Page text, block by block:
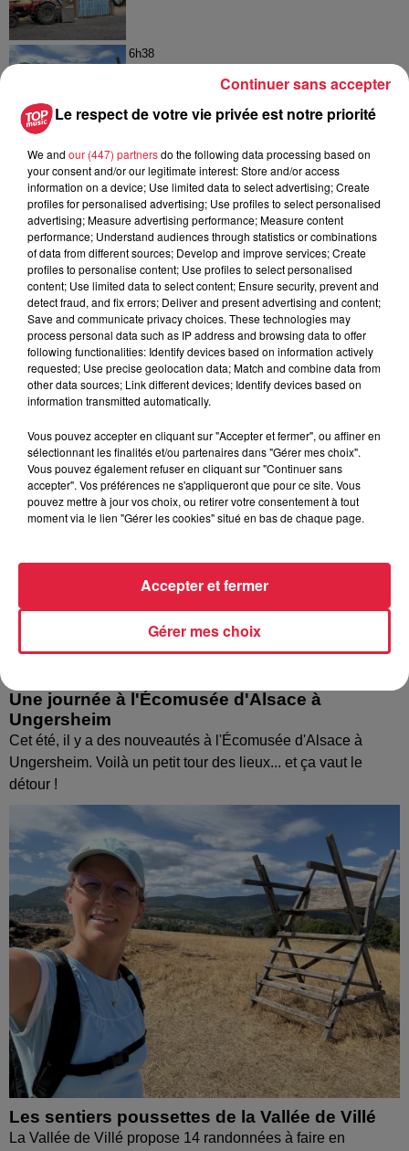
6h38
6 août 2026
À Hoerdt, de l’eau brune sort des
robinets
À découvrir également
Une journée à l'Écomusée d'Alsace à
Ungersheim
Cet été, il y a des nouveautés à l'Écomusée d'Alsace à
Ungersheim. Voilà un petit tour des lieux... et ça vaut le
détour !
Les sentiers poussettes de la Vallée de Villé
La Vallée de Villé propose 14 randonnées à faire en
Le respect de votre vie privée est notre priorité
We and our (447) partnersdo the following data processing based on
your consent and/or our legitimate interest: Store and/or access
information on a device; Use limited data to select advertising; Create
profiles for personalised advertising; Use profiles to select personalised
advertising; Measure advertising performance; Measure content
performance; Understand audiences through statistics or combinations
of data from different sources; Develop and improve services; Create
profiles to personalise content; Use profiles to select personalised
content; Use limited data to select content; Ensure security, prevent and
detect fraud, and fix errors; Deliver and present advertising and content;
Save and communicate privacy choices. These technologies may
process personal data such as IP address and browsing data to offer
following functionalities: Identify devices based on information actively
requested; Use precise geolocation data; Match and combine data from
other data sources; Link different devices; Identify devices based on
information transmitted automatically.
Vous pouvez accepter en cliquant sur "Accepter et fermer", ou affiner en
sélectionnant les finalités et/ou partenaires dans "Gérer mes choix".
Vous pouvez également refuser en cliquant sur "Continuer sans
accepter". Vos préférences ne s'appliqueront que pour ce site. Vous
pouvez mettre à jour vos choix, ou retirer votre consentement à tout
moment via le lien "Gérer les cookies" situé en bas de chaque page.
Gérer mes choix
Accepter et fermer
Continuer sans accepter